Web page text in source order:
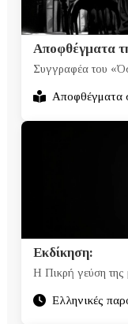
Αποφθέγματα
Συγγραφέα του
Αποφθέγματα
Εκδίκηση:
Η Πικρή γεύση της
Ελληνικές